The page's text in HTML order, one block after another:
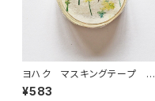
ヨハク マスキングテープ ナ
ノハナ Y-188
¥583